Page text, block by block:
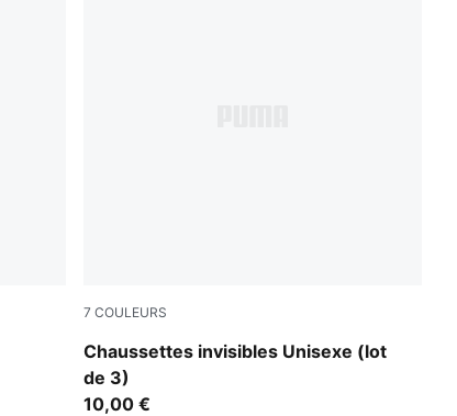
7 COULEURS
Chaussettes invisibles Unisexe (lot
de 3)
grey/white/black
10,00 €